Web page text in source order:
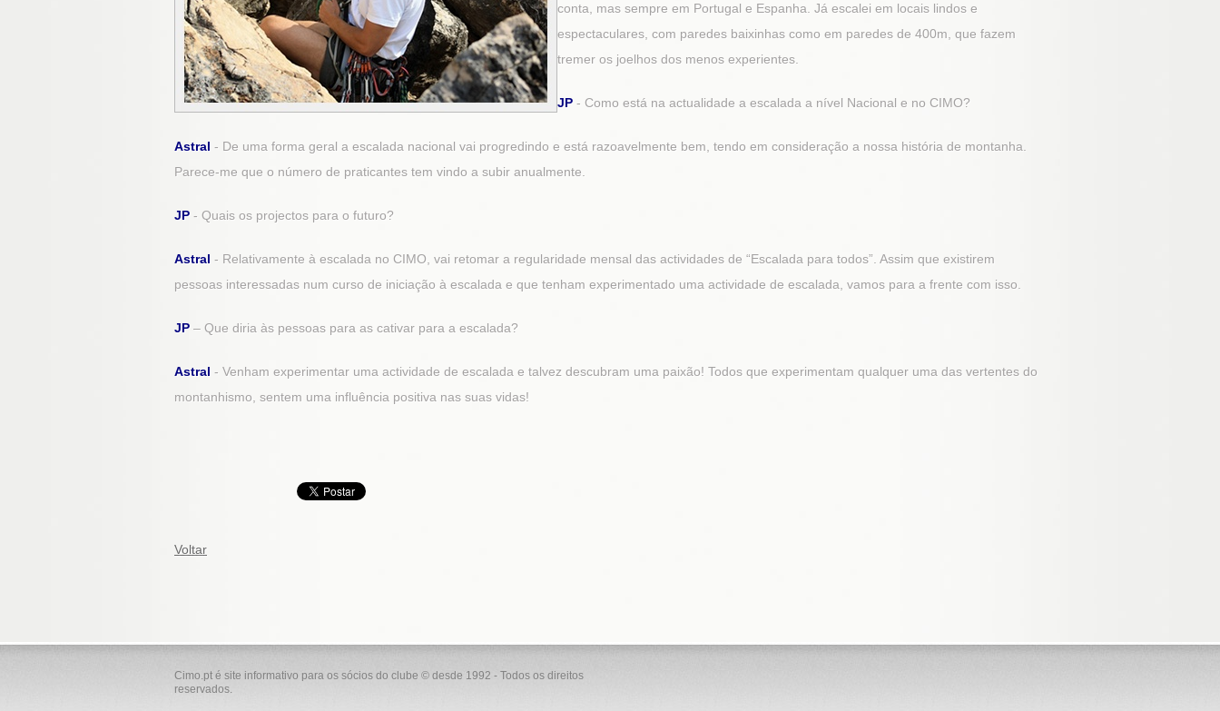
conta, mas sempre em Portugal e Espanha. Já escalei em locais lindos e
espectaculares, com paredes baixinhas como em paredes de 400m, que fazem
tremer os joelhos dos menos experientes.
JP - Como está na actualidade a escalada a nível Nacional e no CIMO?
Astral - De uma forma geral a escalada nacional vai progredindo e está razoavelmente bem, tendo em consideração a nossa história de montanha.
Parece-me que o número de praticantes tem vindo a subir anualmente.
JP - Quais os projectos para o futuro?
Astral - Relativamente à escalada no CIMO, vai retomar a regularidade mensal das actividades de “Escalada para todos”. Assim que existirem
pessoas interessadas num curso de iniciação à escalada e que tenham experimentado uma actividade de escalada, vamos para a frente com isso.
JP – Que diria às pessoas para as cativar para a escalada?
Astral - Venham experimentar uma actividade de escalada e talvez descubram uma paixão! Todos que experimentam qualquer uma das vertentes do
montanhismo, sentem uma influência positiva nas suas vidas!
Voltar
Cimo.pt é site informativo para os sócios do clube © desde 1992 - Todos os direitos
reservados.